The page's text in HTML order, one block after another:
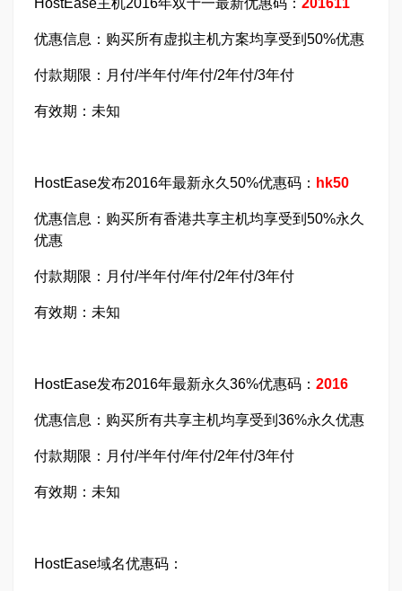
HostEase主机2016年双十一最新优惠码： 201611
优惠信息：购买所有虚拟主机方案均享受到50%优惠
付款期限：月付/半年付/年付/2年付/3年付
有效期：未知
HostEase发布2016年最新永久50%优惠码： hk50
优惠信息：购买所有香港共享主机均享受到50%永久
优惠
付款期限：月付/半年付/年付/2年付/3年付
有效期：未知
HostEase发布2016年最新永久36%优惠码： 2016
优惠信息：购买所有共享主机均享受到36%永久优惠
付款期限：月付/半年付/年付/2年付/3年付
有效期：未知
HostEase域名优惠码：